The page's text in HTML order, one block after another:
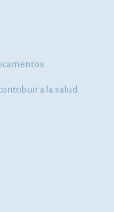
a la salud